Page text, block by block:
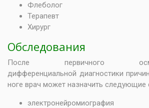
Флеболог
Терапевт
Хирург
Обследования
После первичного
дифференциальной диагностики
ноге врач может назначить следующие
электронейромиография